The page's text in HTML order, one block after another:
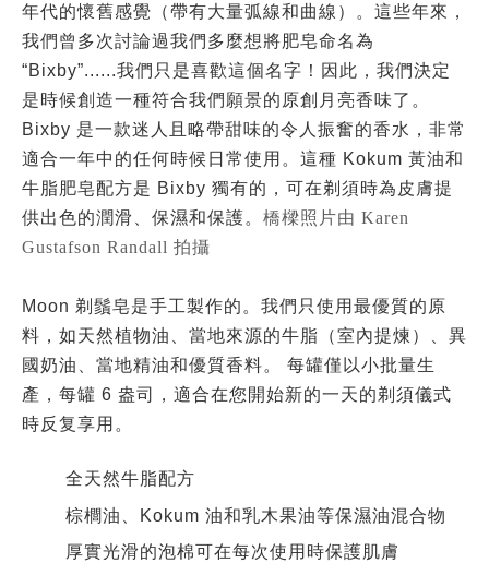
年代的懷舊感覺（帶有大量弧線和曲線）。這些年來，
我們曾多次討論過我們多麼想將肥皂命名為
“Bixby”......我們只是喜歡這個名字！因此，我們決定
是時候創造一種符合我們願景的原創月亮香味了。
Bixby 是一款迷人且略帶甜味的令人振奮的香水，非常
適合一年中的任何時候日常使用。這種 Kokum 黃油和
牛脂肥皂配方是 Bixby 獨有的，可在剃須時為皮膚提
供出色的潤滑、保濕和保護。 橋樑照片由 Karen
Gustafson Randall 拍攝
Moon 剃鬚皂是手工製作的。我們只使用最優質的原
料，如天然植物油、當地來源的牛脂（室內提煉）、異
國奶油、當地精油和優質香料。 每罐僅以小批量生
產，每罐 6 盎司，適合在您開始新的一天的剃須儀式
時反复享用。
全天然牛脂配方
棕櫚油、Kokum 油和乳木果油等保濕油混合物
厚實光滑的泡棉可在每次使用時保護肌膚